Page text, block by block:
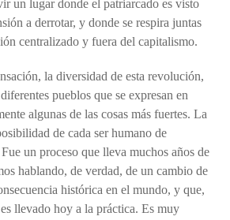
un lugar donde el patriarcado es visto
a derrotar, y donde se respira juntas
centralizado y fuera del capitalismo.
la diversidad de esta revolución,
pueblos que se expresan en
algunas de las cosas más fuertes. La
de cada ser humano de
un proceso que lleva muchos años de
hablando, de verdad, de un cambio de
histórica en el mundo, y que,
llevado hoy a la práctica. Es muy